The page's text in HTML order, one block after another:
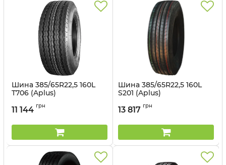
Шина 385/65R22,5 160L
T706 (Aplus)
11 144 грн
Шина 385/65R22,5 160L
S201 (Aplus)
13 817 грн